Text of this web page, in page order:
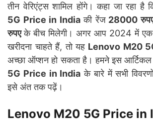
तीन वेरिएंट्स शामिल होंगे। कहा जा रहा है
5G Price in Indiaकी रेंज28000
रुपएके बीच मिलेगी। अगर आप 2024 में एक
खरीदना चाहते हैं, तो यह Lenovo M20
अच्छा ऑप्शन हो सकता है। हमने इस
5G Price in India के बारे में सभी
इसे अंत तक पढ़ें।
Lenovo M20 5G Price in